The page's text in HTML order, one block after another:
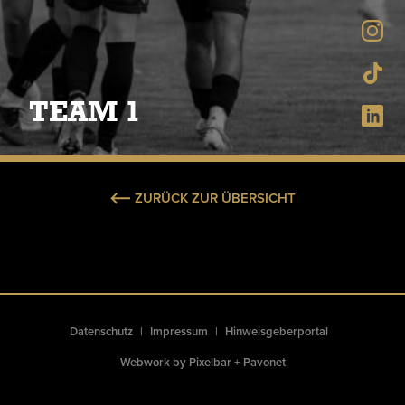
TEAM 1
ZURÜCK ZUR ÜBERSICHT
Datenschutz Impressum Hinweisgeberportal
Webwork by Pixelbar+ Pavonet